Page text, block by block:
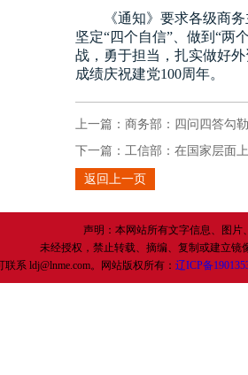
《通知》要求各级商
坚定“四个自信”、做到“两
战，勇于担当，扎实做好
成绩庆祝建党100周年。
上一篇： 商务部：四问四答勾
下一篇： 工信部：在国家层面
返回上一页
声明：本网站所有文字信息、图
未经授权，禁止转载、摘编、复制或建立
系 ldj@lnme.com。网站版权所有： 辽ICP备